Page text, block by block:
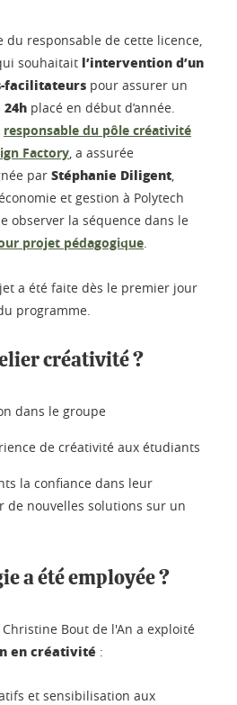
du responsable de cette licence,
souhaitait l’intervention d’un
facilitateurs pour assurer un
placé en début d’année.
responsable du pôle créativité
Factory , a assurée
par Stéphanie Diligent
et gestion à Polytech
observer la séquence dans le
projet pédagogique
a été faite dès le premier jour
programme.
créativité ?
dans le groupe
de créativité aux étudiants
la confiance dans leur
de nouvelles solutions sur un
a été employée ?
Bout de l'An a exploité
en créativité :
et sensibilisation aux